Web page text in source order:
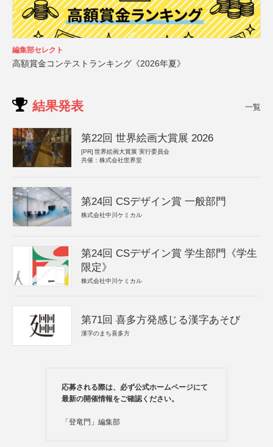
編集部セレクト
高額賞金コンテストランキング《2026年夏》
結果発表 一覧
第22回 世界絵画大賞展 2026
[PR] 世界絵画大賞展 実行委員会
共催：株式会社世界堂
第24回 CSデザイン賞 一般部門
株式会社中川ケミカル
第24回 CSデザイン賞 学生部門《学生
限定》
株式会社中川ケミカル
第71回 喜多方発感じる漢字あそび
漢字のまち喜多方
応募される際は、必ず公式ホームページにて
最新の開催情報をご確認ください。
「登竜門」編集部